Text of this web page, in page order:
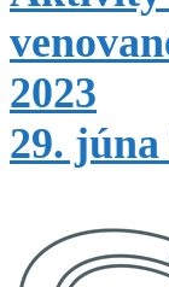
2023
29. júna